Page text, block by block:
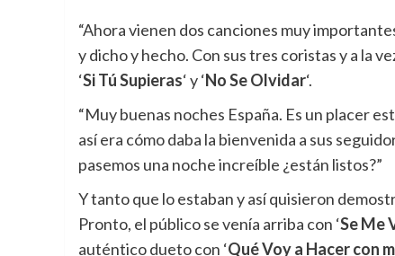
“Ahora vienen dos canciones muy
y dicho y hecho. Con sus tres coristas y a la
‘Si Tú Supieras‘ y ‘No Se Olvidar‘.
“Muy buenas noches España. Es un placer
así era cómo daba la bienvenida a sus
pasemos una noche increíble ¿están listos?”
Y tanto que lo estaban y así quisieron
Pronto, el público se venía arriba con ‘Se Me
auténtico dueto con ‘Qué Voy a Hacer con